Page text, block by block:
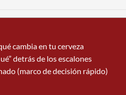
cambia en tu cerveza
detrás de los escalones
(marco de decisión rápido)